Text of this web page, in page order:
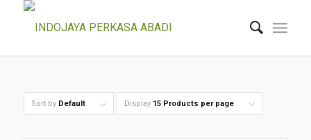
Sort by Default Display 15 Products per page